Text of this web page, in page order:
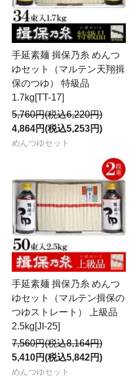
手延素麺 揖保乃糸 めんつ
ゆセット（マルテン天翔揖
保のつゆ） 特級品
1.7kg[TT-17]
5,760円(税込6,220円)
4,864円(税込5,253円)
めんつゆセット
手延素麺 揖保乃糸 めんつ
ゆセット（マルテン揖保の
つゆストレート） 上級品
2.5kg[JI-25]
7,560円(税込8,164円)
5,410円(税込5,842円)
めんつゆセット